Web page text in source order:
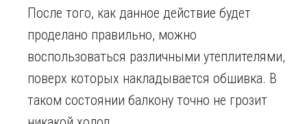
После того, как данное действие будет
проделано правильно, можно
воспользоваться различными утеплителями,
поверх которых накладывается обшивка. В
таком состоянии балкону точно не грозит